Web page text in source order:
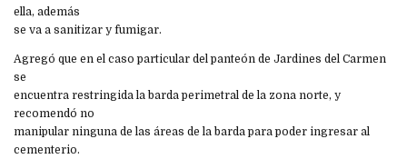
ella, además
se va a sanitizar y fumigar.
Agregó que en el caso particular del panteón de Jardines del Carmen
se
encuentra restringida la barda perimetral de la zona norte, y
recomendó no
manipular ninguna de las áreas de la barda para poder ingresar al
cementerio.